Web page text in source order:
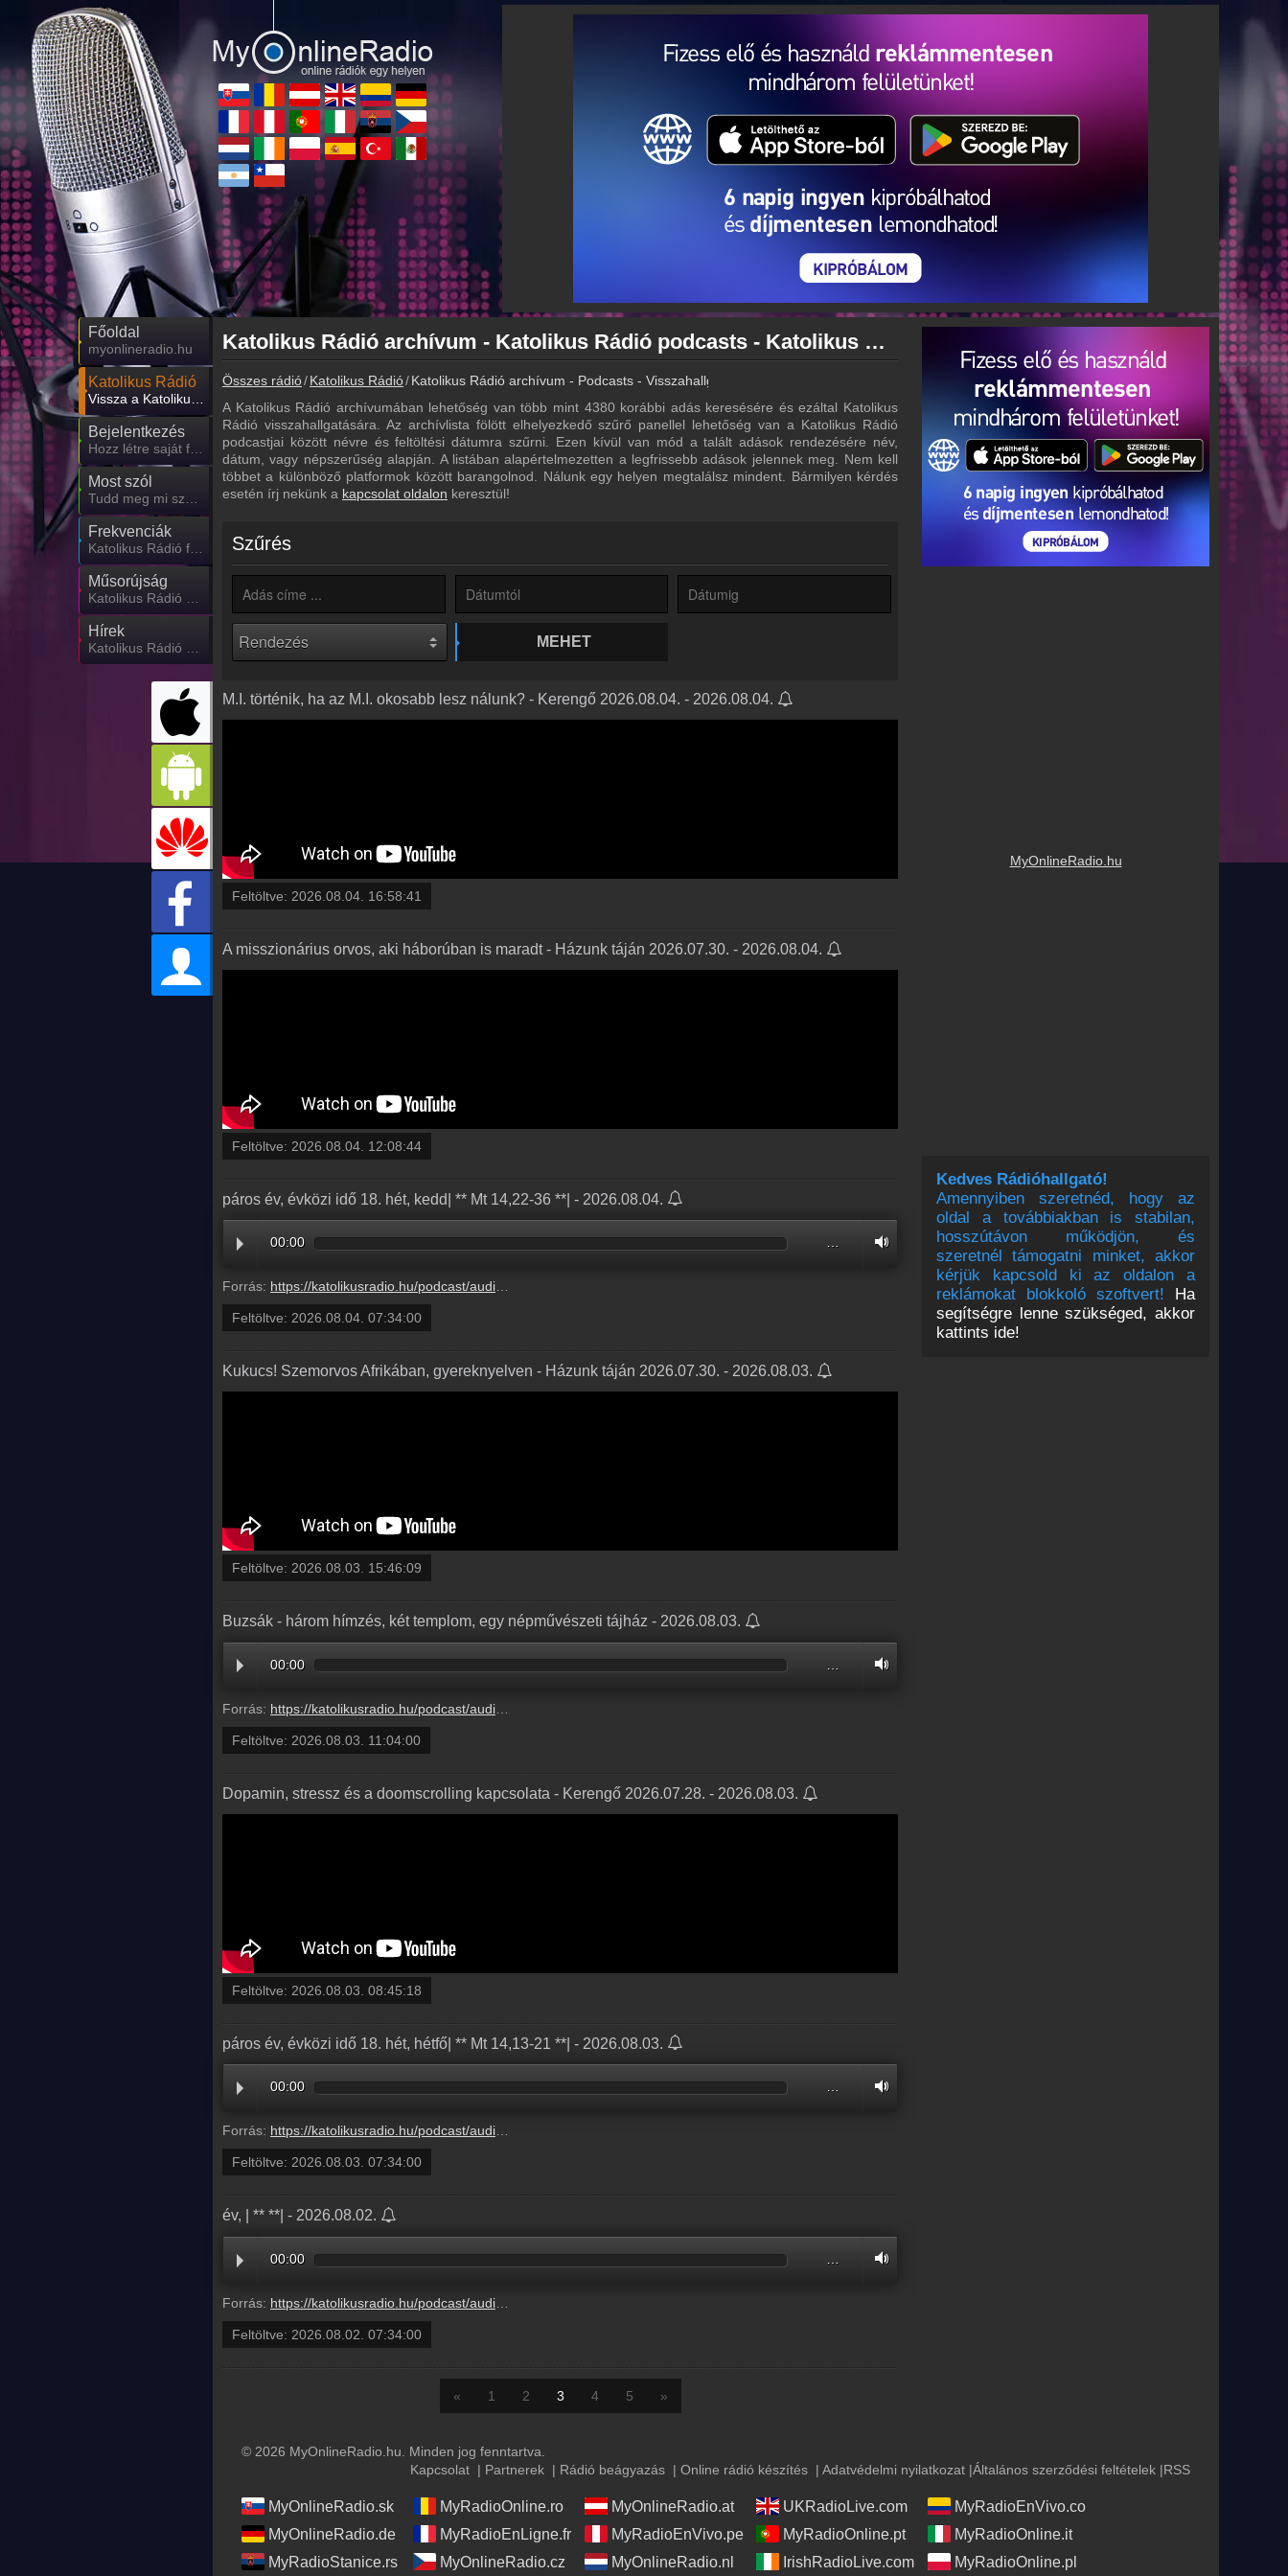
Főoldal
myonlineradio.hu
Katolikus Rádió
Bejelentkezés
Most szól
Frekvenciák
Műsorújság
Hírek
MyOnlineRadio.hu
Kedves Rádióhallgató!
Amennyiben szeretnéd, hogy az
oldal a továbbiakban is stabilan,
hosszútávon működjön, és
szeretnél támogatni minket, akkor
kérjük kapcsold ki az oldalon a
reklámokat blokkoló szoftvert! Ha
segítségre lenne szükséged, akkor
kattints ide!
Katolikus Rádió archívum - Katolikus Rádió podcasts - Katolikus Rádió visszahallgatás
Összes rádió Katolikus Rádió Katolikus Rádió archívum - Podcasts - Visszahallgatás
A Katolikus Rádió archívumában lehetőség van több mint 4380 korábbi adás keresésére és ezáltal Katolikus
Rádió visszahallgatására. Az archívlista fölött elhelyezkedő szűrő panellel lehetőség van a Katolikus Rádió
podcastjai között névre és feltöltési dátumra szűrni. Ezen kívül van mód a talált adások rendezésére név,
dátum, vagy népszerűség alapján. A listában alapértelmezetten a legfrissebb adások jelennek meg. Nem kell
többet a különböző platformok között barangolnod. Nálunk egy helyen megtalálsz mindent. Bármilyen kérdés
esetén írj nekünk a kapcsolat oldalon keresztül!
Szűrés
MEHET
M.I. történik, ha az M.I. okosabb lesz nálunk? - Kerengő 2026.08.04. - 2026.08.04.
Feltöltve: 2026.08.04. 16:58:41
A misszionárius orvos, aki háborúban is maradt - Házunk táján 2026.07.30. - 2026.08.04.
Feltöltve: 2026.08.04. 12:08:44
páros év, évközi idő 18. hét, kedd| ** Mt 14,22-36 **| - 2026.08.04.
00:00 …
Forrás: https://katolikusradio.hu/podcast/audio/EVANGELIUM/EVANGELIUM_2026.08.04.mp3
Feltöltve: 2026.08.04. 07:34:00
Kukucs! Szemorvos Afrikában, gyereknyelven - Házunk táján 2026.07.30. - 2026.08.03.
Feltöltve: 2026.08.03. 15:46:09
Buzsák - három hímzés, két templom, egy népművészeti tájház - 2026.08.03.
00:00
Forrás: https://katolikusradio.hu/podcast/audio/MESSZELATO/MESSZELATO_2026.08.03.mp3
Feltöltve: 2026.08.03. 11:04:00
Dopamin, stressz és a doomscrolling kapcsolata - Kerengő 2026.07.28. - 2026.08.03.
Feltöltve: 2026.08.03. 08:45:18
páros év, évközi idő 18. hét, hétfő| ** Mt 14,13-21 **| - 2026.08.03.
00:00 …
Forrás: https://katolikusradio.hu/podcast/audio/EVANGELIUM/EVANGELIUM_2026.08.03.mp3
Feltöltve: 2026.08.03. 07:34:00
év, | ** **| - 2026.08.02.
00:00
Forrás: https://katolikusradio.hu/podcast/audio/EVANGELIUM/EVANGELIUM_2026.08.02.mp3
Feltöltve: 2026.08.02. 07:34:00
« 1 2 3 4 5 »
© 2026 MyOnlineRadio.hu. Minden jog fenntartva.
Kapcsolat | Partnerek | Rádió beágyazás | Online rádió készítés | Adatvédelmi nyilatkozat |Általános szerződési feltételek |RSS
MyOnlineRadio.sk MyRadioOnline.ro MyOnlineRadio.at UKRadioLive.com
MyRadioEnVivo.co
MyOnlineRadio.de
MyRadioEnLigne.fr MyRadioEnVivo.pe MyRadioOnline.pt
MyRadioOnline.it
MyRadioStanice.rs
MyOnlineRadio.cz MyOnlineRadio.nl IrishRadioLive.com MyRadioOnline.pl